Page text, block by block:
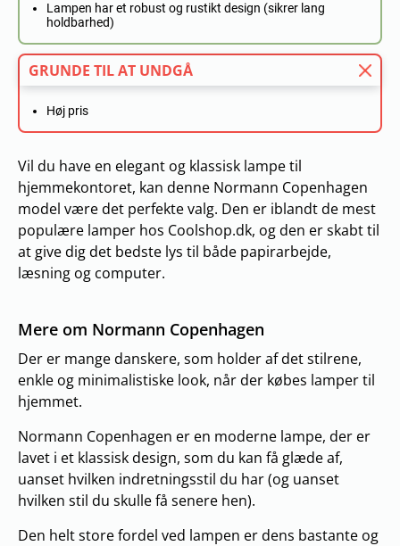
Lampen har et robust og rustikt design (sikrer lang
holdbarhed)
GRUNDE TIL AT UNDGÅ
Høj pris
Vil du have en elegant og klassisk lampe til
hjemmekontoret, kan denne Normann Copenhagen
model være det perfekte valg. Den er iblandt de mest
populære lamper hos Coolshop.dk, og den er skabt til
at give dig det bedste lys til både papirarbejde,
læsning og computer.
Mere om Normann Copenhagen
Der er mange danskere, som holder af det stilrene,
enkle og minimalistiske look, når der købes lamper til
hjemmet.
Normann Copenhagen er en moderne lampe, der er
lavet i et klassisk design, som du kan få glæde af,
uanset hvilken indretningsstil du har (og uanset
hvilken stil du skulle få senere hen).
Den helt store fordel ved lampen er dens bastante og